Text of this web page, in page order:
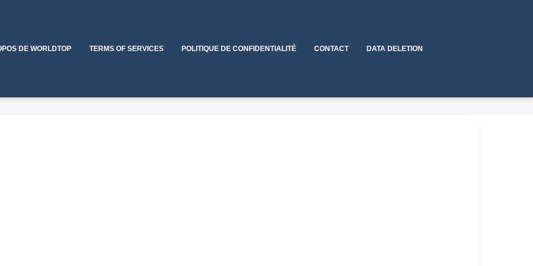
DE WORLDTOP TERMS OF SERVICES POLITIQUE DE CONFIDENTIALITÉ CONTACT DATA DELETION